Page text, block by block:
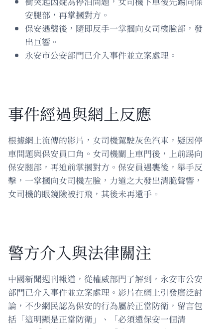
安腿部，再掌摑對方。
保安遇襲後，隨即反手一掌摑向女司機臉部，發
出巨響。
永安市公安部門已介入事件並立案處理。
事件經過與網上反應
根據網上流傳的影片，女司機駕駛灰色汽車，疑因停
車問題與保安員口角。女司機關上車門後，上前踢向
保安腿部，再迫前掌摑對方。保安員遇襲後，舉手反
擊，一掌摑向女司機左臉，力道之大發出清脆聲響，
女司機的眼鏡險被打飛，其後未再還手。
警方介入與法律關注
中國新聞週刊報道，從權威部門了解到，永安市公安
部門已介入事件並立案處理。影片在網上引發廣泛討
論，不少網民認為保安的行為屬於正當防衛，留言包
括「這明顯是正當防衛」、「必須還保安一個清